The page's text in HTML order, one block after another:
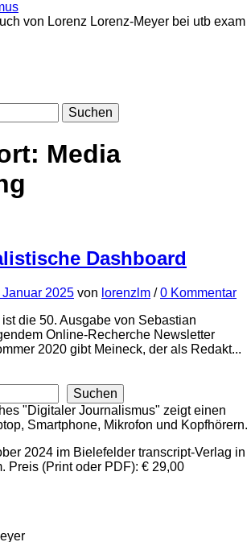
von Lorenz Lorenz-Meyer bei utb exam
Media
Dashboard
Januar 2025 von lorenzlm /0 Kommentar
ist die 50. Ausgabe von Sebastian
Online-Recherche Newsletter
2020 gibt Meineck, der als Redakt...
Suchen
2024 im Bielefelder transcript-Verlag in
Preis (Print oder PDF): € 29,00